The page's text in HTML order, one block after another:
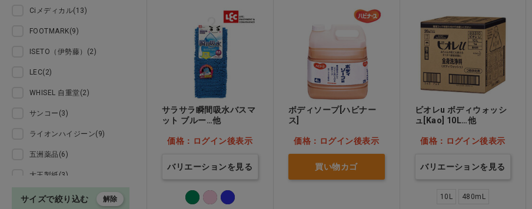
オーラルケア用品
医薬品
美容・ヘルスケア
事務用品 診察券
価格：ログイン後表示 価格：ログイン後表示
サラサラ瞬間吸水バスマ
ット ブルー…他
価格：ログイン後表示
バリエーションを見る
ボディソープ[ハビナー
ス]
価格：ログイン後表示
買い物カゴ
ビオレu ボディウォッシ
ュ[Kao] 10L…他
価格：ログイン後表示
バリエーションを見る
10L 480mL
Ciメディカル(13)
FOOTMARK(9)
ISETO（伊勢藤）(2)
LEC(2)
WHISEL 自重堂(2)
サンコー(3)
ライオンハイジーン(9)
五洲薬品(6)
大王製紙(3)
川本産業(3)
サイズで絞り込む 解除